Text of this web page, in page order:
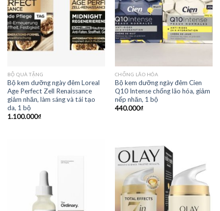
BỘ QUÀ TẶNG
Bộ kem dưỡng ngày đêm Loreal
Age Perfect Zell Renaissance
giảm nhăn, làm sáng và tái tạo
da, 1 bộ
1.100.000₫
CHỐNG LÃO HÓA
Bộ kem dưỡng ngày đêm Cien
Q10 Intense chống lão hóa, giảm
nếp nhăn, 1 bộ
440.000₫